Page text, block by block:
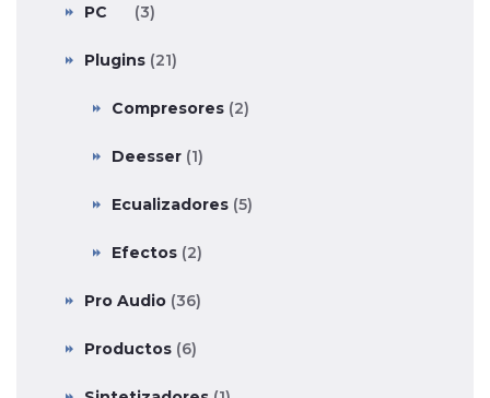
PC (3)
Plugins (21)
Compresores (2)
Deesser (1)
Ecualizadores (5)
Efectos (2)
Pro Audio (36)
Productos (6)